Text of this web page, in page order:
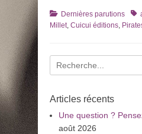
Catégories
Dernières parutions
Millet, Cuicui éditions,
Recherche
pour
Articles récents
Une question ?
août 2026